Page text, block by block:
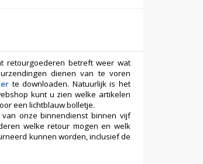
retourgoederen betreft weer wat
dienen van te voren
te downloaden. Natuurlijk is het
kunt u zien welke artikelen
een lichtblauw bolletje.
onze binnendienst binnen vijf
welke retour mogen en welk
kunnen worden, inclusief de